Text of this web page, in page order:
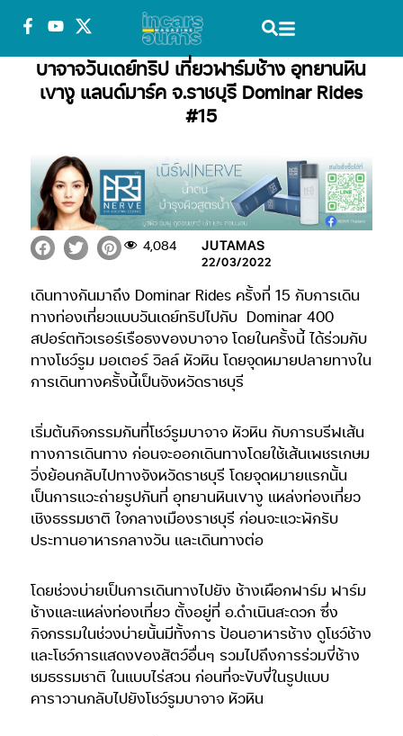
บาจาจวันเดย์ทริป เที่ยวฟาร์มช้าง อุทยานหิน
เขางู แลนด์มาร์ค จ.ราชบุรี Dominar Rides
#15
JUTAMAS
22/03/2022
4,084
เดินทางกันมาถึง Dominar Rides ครั้งที่ 15 กับการเดิน
ทางท่องเที่ยวแบบวันเดย์ทริปไปกับ Dominar 400
สปอร์ตทัวเรอร์เรือธงของบาจาจ โดยในครั้งนี้ ได้ร่วมกับ
ทางโชว์รูม มอเตอร์ วิลล์ หัวหิน โดยจุดหมายปลายทางใน
การเดินทางครั้งนี้เป็นจังหวัดราชบุรี
เริ่มต้นกิจกรรมกันที่โชว์รูมบาจาจ หัวหิน กับการบรีฟเส้น
ทางการเดินทาง ก่อนจะออกเดินทางโดยใช้เส้นเพชรเกษม
วิ่งย้อนกลับไปทางจังหวัดราชบุรี โดยจุดหมายแรกนั้น
เป็นการแวะถ่ายรูปกันที่ อุทยานหินเขางู แหล่งท่องเที่ยว
เชิงธรรมชาติ ใจกลางเมืองราชบุรี ก่อนจะแวะพักรับ
ประทานอาหารกลางวัน และเดินทางต่อ
โดยช่วงบ่ายเป็นการเดินทางไปยัง ช้างเผือกฟาร์ม ฟาร์ม
ช้างและแหล่งท่องเที่ยว ตั้งอยู่ที่ อ.ดำเนินสะดวก ซึ่ง
กิจกรรมในช่วงบ่ายนั้นมีทั้งการ ป้อนอาหารช้าง ดูโชว์ช้าง
และโชว์การแสดงของสัตว์อื่นๆ รวมไปถึงการร่วมขี่ช้าง
ชมธรรมชาติ ในแบบไร่สวน ก่อนที่จะขับขี่ในรูปแบบ
คาราวานกลับไปยังโชว์รูมบาจาจ หัวหิน